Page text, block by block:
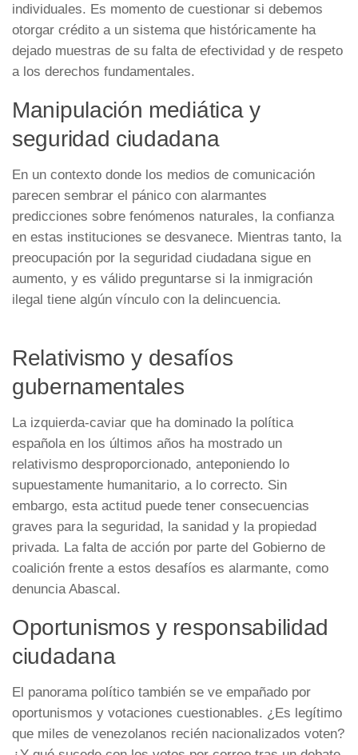
individuales. Es momento de cuestionar si debemos
otorgar crédito a un sistema que históricamente ha
dejado muestras de su falta de efectividad y de respeto
a los derechos fundamentales.
Manipulación mediática y
seguridad ciudadana
En un contexto donde los medios de comunicación
parecen sembrar el pánico con alarmantes
predicciones sobre fenómenos naturales, la confianza
en estas instituciones se desvanece. Mientras tanto, la
preocupación por la seguridad ciudadana sigue en
aumento, y es válido preguntarse si la inmigración
ilegal tiene algún vínculo con la delincuencia.
Relativismo y desafíos
gubernamentales
La izquierda-caviar que ha dominado la política
española en los últimos años ha mostrado un
relativismo desproporcionado, anteponiendo lo
supuestamente humanitario, a lo correcto. Sin
embargo, esta actitud puede tener consecuencias
graves para la seguridad, la sanidad y la propiedad
privada. La falta de acción por parte del Gobierno de
coalición frente a estos desafíos es alarmante, como
denuncia Abascal.
Oportunismos y responsabilidad
ciudadana
El panorama político también se ve empañado por
oportunismos y votaciones cuestionables. ¿Es legítimo
que miles de venezolanos recién nacionalizados voten?